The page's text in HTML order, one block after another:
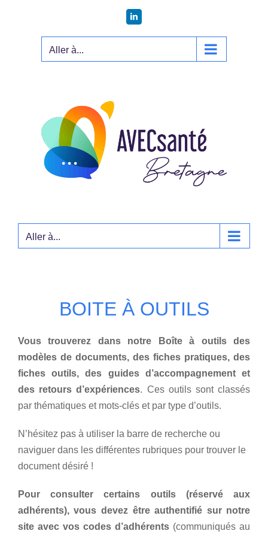
LinkedIn
Aller à...
Aller à...
BOITE À OUTILS
Vous trouverez dans notre Boîte à outils des
modèles de documents, des fiches pratiques, des
fiches outils, des guides d’accompagnement et
des retours d’expériences. Ces outils sont classés
par thématiques et mots-clés et par type d’outils.
N’hésitez pas à utiliser la barre de recherche ou
naviguer dans les différentes rubriques pour trouver le
document désiré !
Pour consulter certains outils (réservé aux
adhérents), vous devez être authentifié sur notre
site avec vos codes d’adhérents (communiqués au